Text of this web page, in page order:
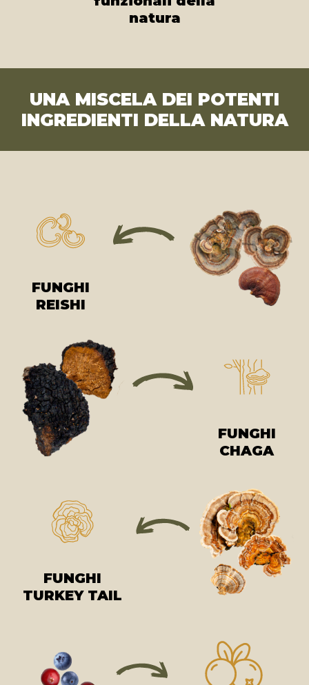
natura
UNA MISCELA DEI POTENTI
INGREDIENTI DELLA NATURA
FUNGHI
REISHI
FUNGHI
CHAGA
FUNGHI
TURKEY TAIL